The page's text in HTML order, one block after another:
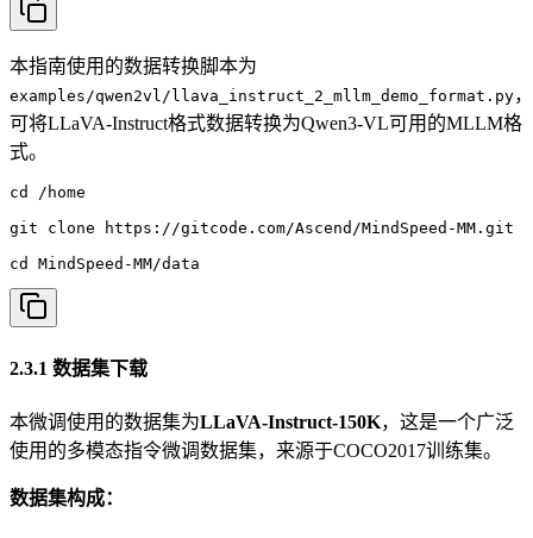
本指南使用的数据转换脚本为
examples/qwen2vl/llava_instruct_2_mllm_demo_format.py，
可将LLaVA-Instruct格式数据转换为Qwen3-VL可用的MLLM格
式。
cd /home
git clone https://gitcode.com/Ascend/MindSpeed-MM.git
cd MindSpeed-MM/data
2.3.1 数据集下载
本微调使用的数据集为LLaVA-Instruct-150K，这是一个广泛
使用的多模态指令微调数据集，来源于COCO2017训练集。
数据集构成：